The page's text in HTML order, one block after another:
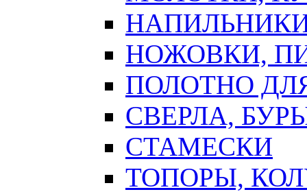
НОЖОВКИ,
ПОЛОТНО
СВЕРЛА,
СТАМЕСКИ
ТОПОРЫ,